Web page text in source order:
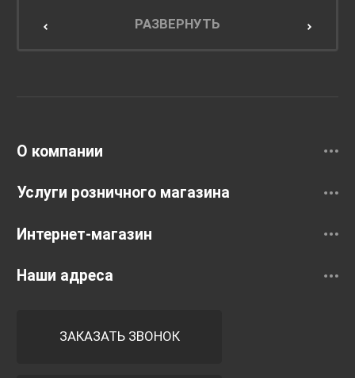
Мебель для кухниРАЗВЕРНУТЬ
О компании
Услуги розничного магазина
Интернет-магазин
Наши адреса
ЗАКАЗАТЬ ЗВОНОК